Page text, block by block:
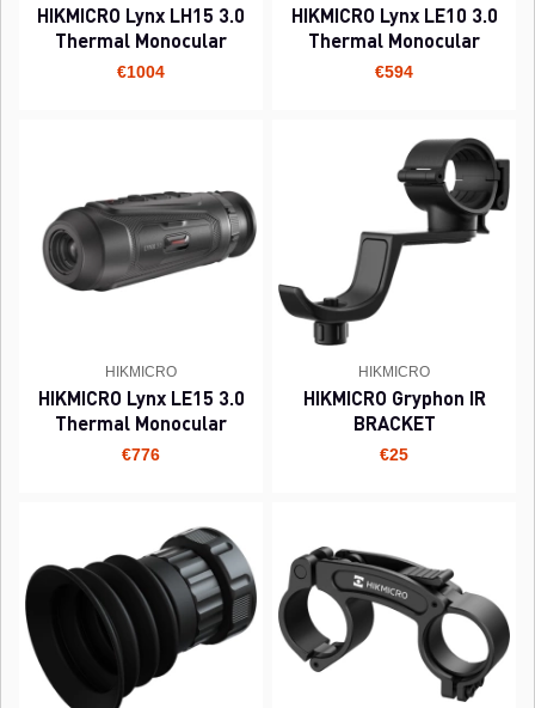
HIKMICRO Lynx LH15 3.0
Thermal Monocular
€1004
HIKMICRO Lynx LE10 3.0
Thermal Monocular
€594
HIKMICRO
HIKMICRO Lynx LE15 3.0
Thermal Monocular
€776
HIKMICRO
HIKMICRO Gryphon IR
BRACKET
€25